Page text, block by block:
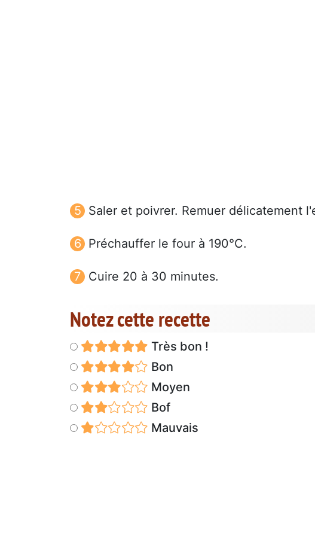
Saler et poivrer. Remuer délicatement
Préchauffer le four à 190°C.
Cuire 20 à 30 minutes.
Notez cette recette
Très bon !
Bon
Moyen
Bof
Mauvais